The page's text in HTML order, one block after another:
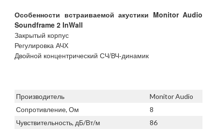
Особенности встраиваемой акустики Monitor Audio
Soundframe 2 InWall
Закрытый корпус
Регулировка АЧХ
Двойной концентрический СЧ/ВЧ-динамик
Производитель
Monitor Audio
Сопротивление, Ом
8
Чувствительность, дБ/Вт/м
86